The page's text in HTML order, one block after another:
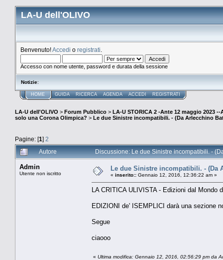
LA-U dell'OLIVO
Benvenuto!Accedi o registrati
Accesso con nome utente, password e durata della sessione
Notizie:
HOME GUIDA RICERCA AGENDA ACCEDI REGISTRATI
LA-U dell'OLIVO > Forum Pubblico > LA-U STORICA 2 -Ante 12 maggio 2023 --
solo una Corona Olimpica? > Le due Sinistre incompatibili. - (Da Arlecchino
Pagine: [1] 2
Autore
Discussione: Le due Sinistre incompatibili. -
Admin
Utente non iscritto
Le due Sinistre incompatibili. - (Da
« inserito:: Gennaio 12, 2016, 12:36:22 am »
LA CRITICA ULIVISTA - Edizioni dal Mondo
EDIZIONI de' ISEMPLICI darà una sezione
Segue
ciaooo
« Ultima modifica: Gennaio 12, 2016, 02:56:29 pm da